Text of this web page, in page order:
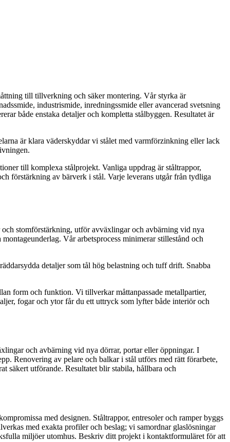
till tillverkning och säker montering. Vår styrka är
industrismide, inredningssmide eller avancerad svetsning
både enstaka detaljer och kompletta stålbyggen. Resultatet är
är klara väderskyddar vi stålet med varmförzinkning eller lack
till komplexa stålprojekt. Vanliga uppdrag är ståltrappor,
förstärkning av bärverk i stål. Varje leverans utgår från tydliga
stomförstärkning, utför avväxlingar och avbärning vid nya
Vår arbetsprocess minimerar stillestånd och
detaljer som tål hög belastning och tuff drift. Snabba
form och funktion. Vi tillverkar måttanpassade metallpartier,
fogar och ytor får du ett uttryck som lyfter både interiör och
och avbärning vid nya dörrar, portar eller öppningar. I
Renovering av pelare och balkar i stål utförs med rätt förarbete,
säkert utförande. Resultatet blir stabila, hållbara och
med designen. Ståltrappor, entresoler och ramper byggs
med exakta profiler och beslag; vi samordnar glaslösningar
miljöer utomhus. Beskriv ditt projekt i kontaktformuläret för att